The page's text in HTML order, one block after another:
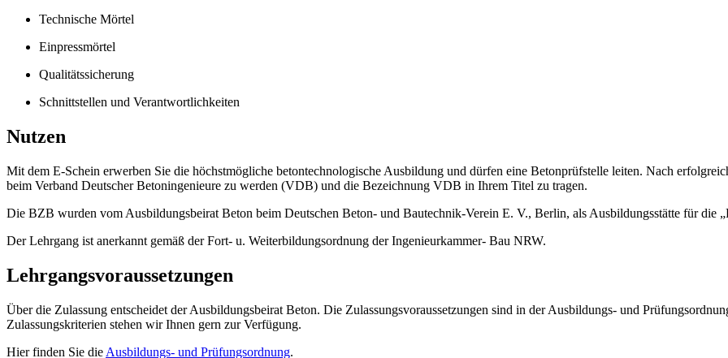
Technische Mörtel
Einpressmörtel
Qualitätssicherung
Schnittstellen und Verantwortlichkeiten
Nutzen
Mit dem E-Schein erwerben Sie die höchstmögliche betontechnologische Ausbildung und dürfen eine Betonprüfstelle leiten. Nach
beim Verband Deutscher Betoningenieure zu werden (VDB) und die Bezeichnung VDB in Ihrem Titel zu tragen.
Die BZB wurden vom Ausbildungsbeirat Beton beim Deutschen Beton- und Bautechnik-Verein E. V., Berlin, als Ausbildungsstätte für die
Der Lehrgang ist anerkannt gemäß der Fort- u. Weiterbildungsordnung der Ingenieurkammer- Bau NRW.
Lehrgangsvoraussetzungen
Über die Zulassung entscheidet der Ausbildungsbeirat Beton. Die Zulassungsvoraussetzungen sind in der Ausbildungs- und
Zulassungskriterien stehen wir Ihnen gern zur Verfügung.
Hier finden Sie die Ausbildungs- und Prüfungsordnung.